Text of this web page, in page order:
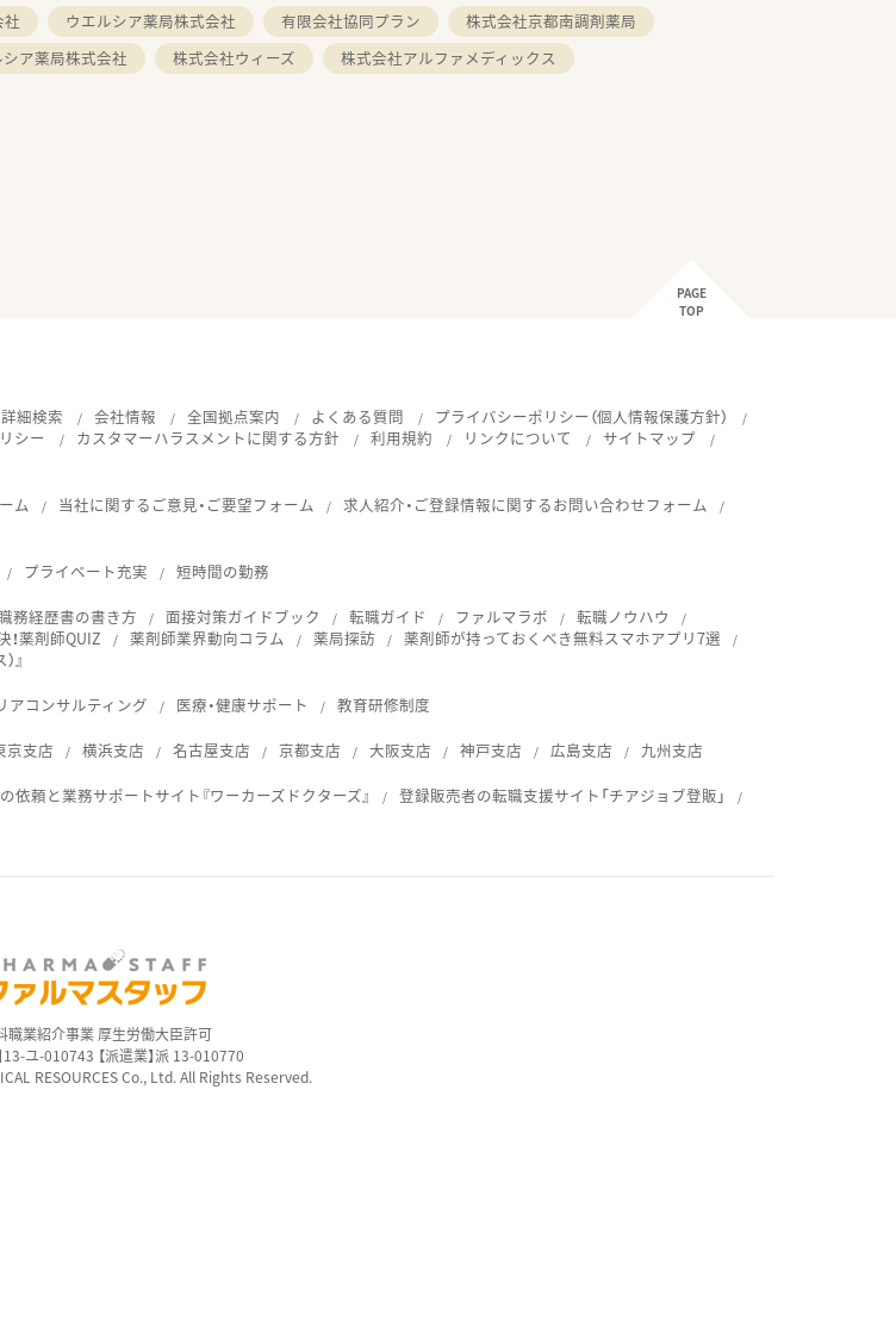
社 ウエルシア薬局株式会社 有限会社協同プラン
株式会社京都南調剤薬局
ア薬局株式会社 株式会社ウィーズ
株式会社アルファメディックス
PAGE
TOP
細検索 会社情報 全国拠点案内 よくある質問
プライバシーポリシー（個人情報保護方針）
シー カスタマーハラスメントに関する方針 利用規約 リンクについて
サイトマップ
ム 当社に関するご意見・ご要望フォーム
求人紹介・ご登録情報に関するお問い合わせフォーム
プライベート充実 短時間の勤務
務経歴書の書き方 面接対策ガイドブック 転職ガイド ファルマラボ
転職ノウハウ
！薬剤師QUIZ 薬剤師業界動向コラム 薬局探訪
薬剤師が持っておくべき無料スマホアプリ7選
』
アコンサルティング 医療・健康サポート 教育研修制度
京支店 横浜支店 名古屋支店 京都支店 大阪支店 神戸支店 広島支店 九州支店
依頼と業務サポートサイト『ワーカーズドクターズ』
登録販売者の転職支援サイト「チアジョブ登販」
職業紹介事業 厚生労働大臣許可
13-ユ-010743 【派遣業】派 13-010770
RESOURCES Co., Ltd. All Rights Reserved.